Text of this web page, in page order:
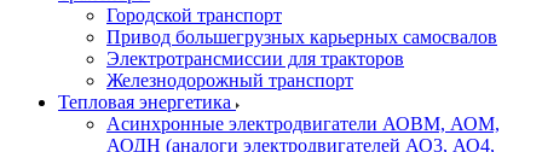
Городской транспорт
Привод большегрузных карьерных самосвалов
Электротрансмиссии для тракторов
Железнодорожный транспорт
Тепловая энергетика
Асинхронные электродвигатели АОВМ, АОМ,
АОДН (аналоги электродвигателей АО3, АО4,